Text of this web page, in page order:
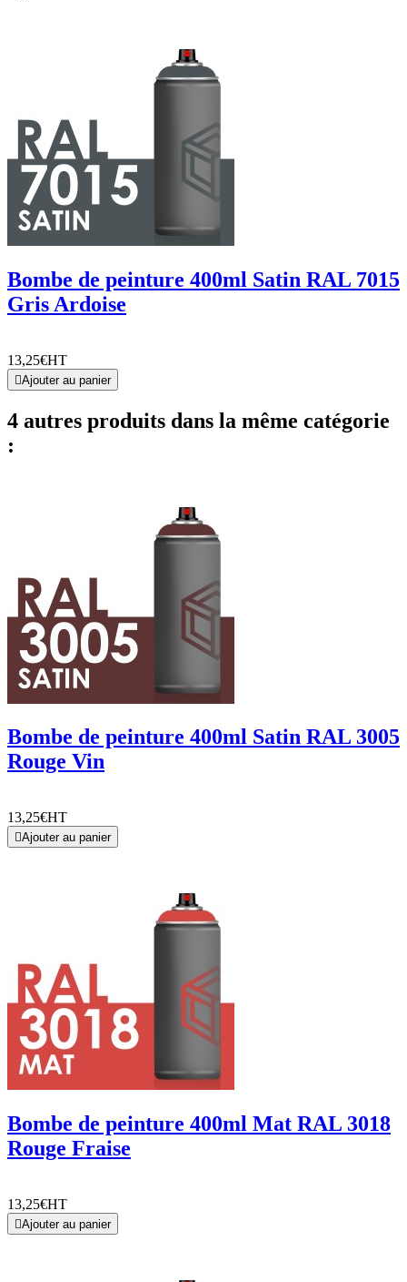
Bombe de peinture 400ml Satin RAL 7015
Gris Ardoise
13,25€HT
Ajouter au panier
4 autres produits dans la même catégorie
:
Bombe de peinture 400ml Satin RAL 3005
Rouge Vin
13,25€HT
Ajouter au panier
Bombe de peinture 400ml Mat RAL 3018
Rouge Fraise
13,25€HT
Ajouter au panier